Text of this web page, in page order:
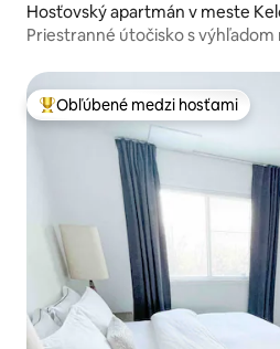
Hosťovský apartmán v meste
Priestranné útočisko s výhľadom
Najobľúbenejšie medzi hosťami
Obľúbené medzi hosťami